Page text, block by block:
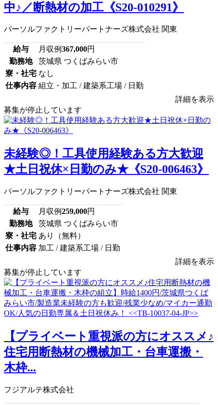
中♪／断熱材の加工《S20-010291》
パーソルファクトリーパートナーズ株式会社 関東
給与 月収例367,000円
勤務地
茨城県 つくばみらい市
寮・社宅 なし
仕事内容 組立・加工 / 建築系工場 / 日勤
詳細を表示
募集が停止しています
未経験◎！工具使用経験ある方大歓迎
★土日祝休×日勤のみ★《S20-006463》
パーソルファクトリーパートナーズ株式会社 関東
給与 月収例259,000円
勤務地
茨城県 つくばみらい市
寮・社宅 あり（無料）
仕事内容 加工 / 建築系工場 / 日勤
詳細を表示
募集が停止しています
【プライベート重視派の方にオススメ♪
住宅用断熱材の機械加工・台車運搬・
木枠...
フジアルテ株式会社